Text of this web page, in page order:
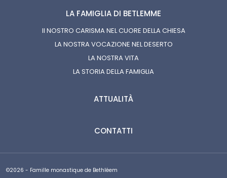
LA FAMIGLIA DI BETLEMME
Il NOSTRO CARISMA NEL CUORE DELLA CHIESA
LA NOSTRA VOCAZIONE NEL DESERTO
LA NOSTRA VITA
LA STORIA DELLA FAMIGLIA
ATTUALITÀ
CONTATTI
©2026 - Famille monastique de Bethléem